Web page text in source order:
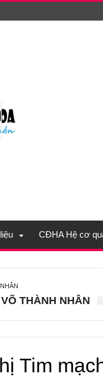
CĐHA Hệ cơ
THÀNH NHÂN
Tim